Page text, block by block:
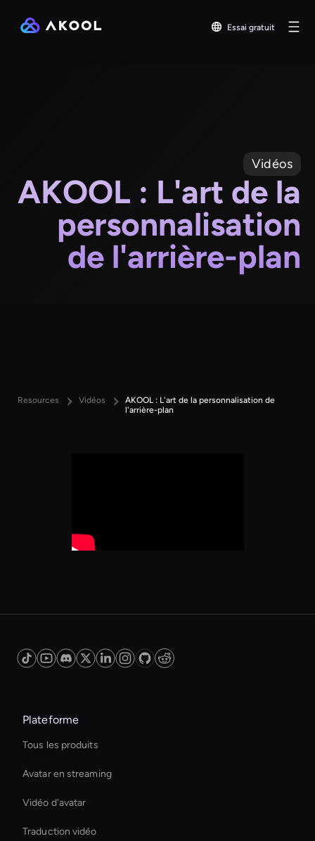
Essai gratuit
Vidéos
AKOOL : L'art de la
personnalisation
de l'arrière-plan
Resources Vidéos
AKOOL : L'art de la personnalisation de
l'arrière-plan
Plateforme
Tous les produits
Avatar en streaming
Vidéo d'avatar
Traduction vidéo